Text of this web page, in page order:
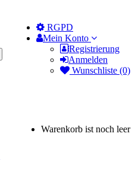
RGPD
Mein Konto
Registrierung
Anmelden
Wunschliste (0)
Warenkorb ist noch leer